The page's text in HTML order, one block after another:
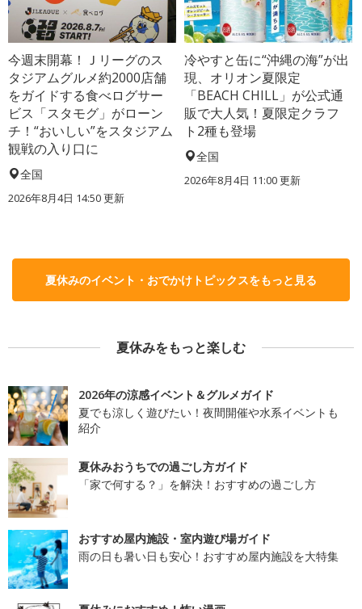
今週末開幕！Ｊリーグのス
タジアムグルメ約2000店舗
をガイドする食べログサー
ビス「スタモグ」がローン
チ！“おいしい”をスタジアム
観戦の入り口に
全国
2026年8月4日 14:50更新
冷やすと缶に“沖縄の海”が出
現、オリオン夏限定
「BEACH CHILL」が公式通
販で大人気！夏限定クラフ
ト2種も登場
全国
2026年8月4日 11:00更新
夏休みのイベント・おでかけトピックスをもっと見る
夏休みをもっと楽しむ
2026年の涼感イベント＆グルメガイド
夏でも涼しく遊びたい！夜間開催や水系イベントも
紹介
夏休みおうちでの過ごし方ガイド
「家で何する？」を解決！おすすめの過ごし方
おすすめ屋内施設・室内遊び場ガイド
雨の日も暑い日も安心！おすすめ屋内施設を大特集